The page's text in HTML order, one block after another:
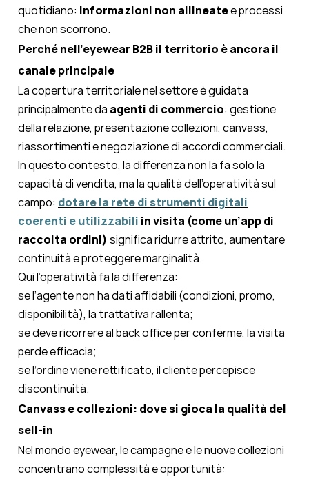
quotidiano: informazioni non allineatee processi
che non scorrono.
Perché nell’eyewear B2B il territorio è ancora il
canale principale
La copertura territoriale nel settore è guidata
principalmente da agenti di commercio: gestione
della relazione, presentazione collezioni, canvass,
riassortimenti e negoziazione di accordi commerciali.
In questo contesto, la differenza non la fa solo la
capacità di vendita, ma la qualità dell’operatività sul
campo: dotare la rete di strumenti digitali
coerenti e utilizzabili in visita (come un’app di
raccolta ordini) significa ridurre attrito, aumentare
continuità e proteggere marginalità.
Qui l’operatività fa la differenza:
se l’agente non ha dati affidabili (condizioni, promo,
disponibilità), la trattativa rallenta;
se deve ricorrere al back office per conferme, la visita
perde efficacia;
se l’ordine viene rettificato, il cliente percepisce
discontinuità.
Canvass e collezioni: dove si gioca la qualità del
sell-in
Nel mondo eyewear, le campagne e le nuove collezioni
concentrano complessità e opportunità: